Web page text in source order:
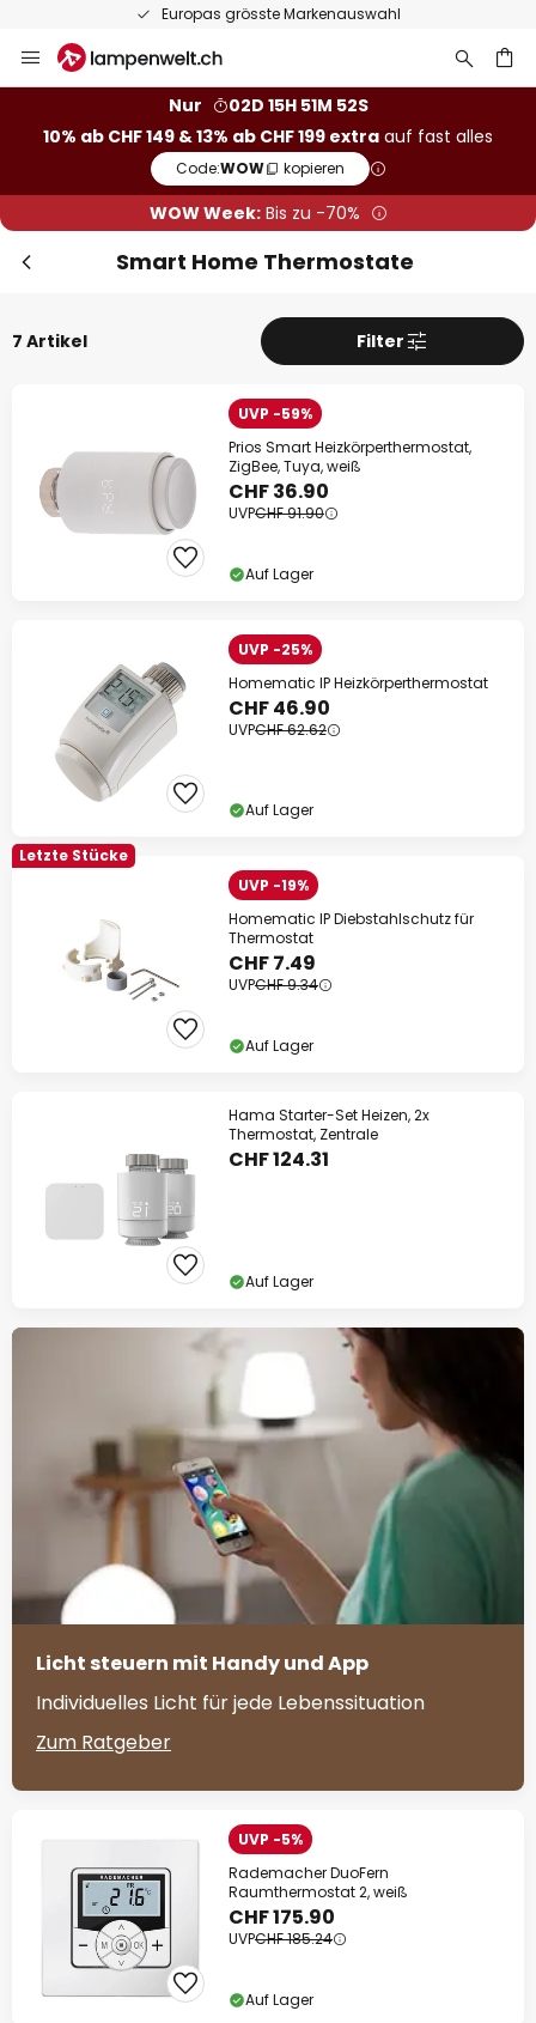
Europas grösste Markenauswahl
Inhalt
Nur
02D 15H 51M 51S
10% ab CHF 149 & 13% ab CHF 199 extra auf fast alles
Code:WOW kopieren
WOW Week:Bis zu -70%
Smart Home Thermostate
7 Artikel Filter
UVP -59%
Prios Smart Heizkörperthermostat,
ZigBee, Tuya, weiß
CHF 36.90
UVPCHF 91.90
Auf Lager
UVP -25%
Homematic IP Heizkörperthermostat
CHF 46.90
UVPCHF 62.62
Auf Lager
Letzte Stücke
UVP -19%
Homematic IP Diebstahlschutz für
Thermostat
CHF 7.49
UVPCHF 9.34
Auf Lager
Hama Starter-Set Heizen, 2x
Thermostat, Zentrale
CHF 124.31
Auf Lager
Licht steuern mit Handy und App
Individuelles Licht für jede Lebenssituation
Zum Ratgeber
UVP -5%
Rademacher DuoFern
Raumthermostat 2, weiß
CHF 175.90
UVPCHF 185.24
Auf Lager